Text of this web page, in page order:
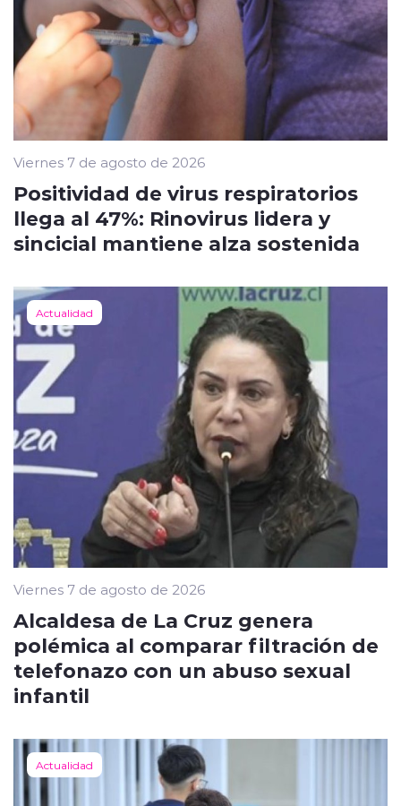
Viernes 7 de agosto de 2026
Positividad de virus respiratorios
llega al 47%: Rinovirus lidera y
sincicial mantiene alza sostenida
Actualidad
Viernes 7 de agosto de 2026
Alcaldesa de La Cruz genera
polémica al comparar filtración de
telefonazo con un abuso sexual
infantil
Actualidad